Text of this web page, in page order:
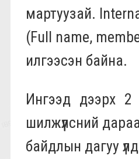
мартуузай.
(Full name,
илгээсэн байна.
Ингээд дээрх 2
шилжүүлсний
байдлын дагуу